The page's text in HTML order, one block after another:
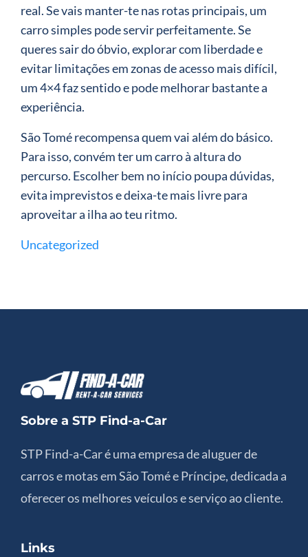
real. Se vais manter-te nas rotas principais, um
carro simples pode servir perfeitamente. Se
queres sair do óbvio, explorar com liberdade e
evitar limitações em zonas de acesso mais difícil,
um 4×4 faz sentido e pode melhorar bastante a
experiência.
São Tomé recompensa quem vai além do básico.
Para isso, convém ter um carro à altura do
percurso. Escolher bem no início poupa dúvidas,
evita imprevistos e deixa-te mais livre para
aproveitar a ilha ao teu ritmo.
Uncategorized
Sobre a STP Find-a-Car
STP Find-a-Car é uma empresa de aluguer de
carros e motas em São Tomé e Príncipe, dedicada a
oferecer os melhores veículos e serviço ao cliente.
Links